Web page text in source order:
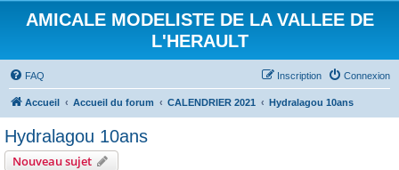
AMICALE MODELISTE DE LA VALLEE DE
L'HERAULT
FAQ Connexion
Inscription
Accueil Accueil du forum CALENDRIER 2021 Hydralagou 10ans
Hydralagou 10ans
Nouveau sujet